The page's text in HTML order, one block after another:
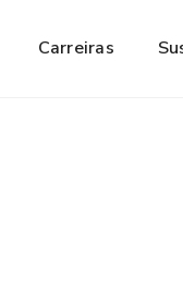
Carreiras